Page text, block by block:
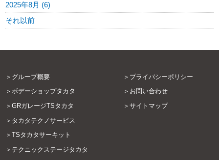
2025年8月 (6)
それ以前
グループ概要
ボデーショップタカタ
GRガレージTSタカタ
タカタテクノサービス
TSタカタサーキット
テクニックステージタカタ
プライバシーポリシー
お問い合わせ
サイトマップ